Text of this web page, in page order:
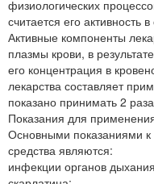
физиологических
считается его активность
Активные компоненты
плазмы крови, в
его концентрация в
лекарства составляет
показано принимать 2
Показания для
Основными показаниями
средства являются:
инфекции органов